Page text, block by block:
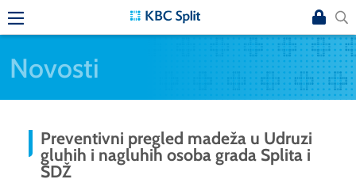
Novosti
Preventivni pregled madeža u Udruzi
gluhih i nagluhih osoba grada Splita i
SDŽ